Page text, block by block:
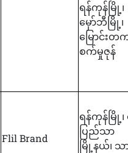
ရန်ကုန်မြို့၊
မှော်ဘီမြို့၊
မြောင်းတ
စက်မှုဇုန်
Flil Brand
ရန်ကုန်မြို့၊
ပြည်သာ
မြို့နယ်၊ သ